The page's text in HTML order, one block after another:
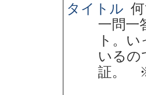
タイトル
一問一
ト。
いるの
証。 ※